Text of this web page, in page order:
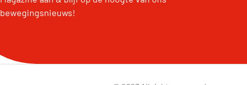
bewegingsnieuws!